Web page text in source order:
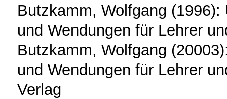
Butzkamm, Wolfgang
und Wendungen für Lehrer
Butzkamm, Wolfgang
und Wendungen für Lehrer
Verlag